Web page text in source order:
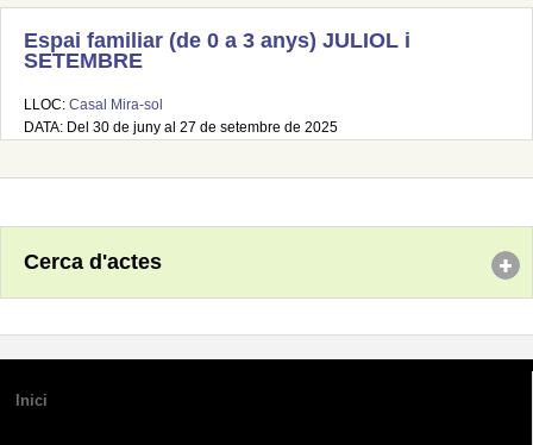
Espai familiar (de 0 a 3 anys) JULIOL i
SETEMBRE
LLOC: Casal Mira-sol
DATA: Del 30 de juny al 27 de setembre de 2025
Cerca d'actes
Inici